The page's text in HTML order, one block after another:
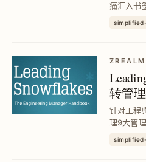
痛汇入书
产力与
转管
队领
针对工程
理9大管
工具，